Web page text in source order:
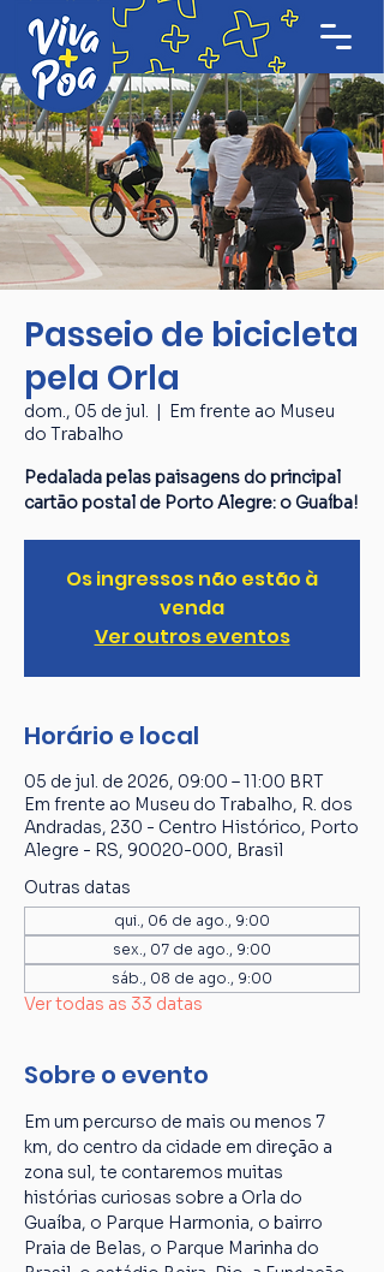
Passeio de bicicleta
pela Orla
dom., 05 de jul.
  |
Em frente ao Museu
do Trabalho
Pedalada pelas paisagens do principal
cartão postal de Porto Alegre: o Guaíba!
Os ingressos não estão à
venda
Ver outros eventos
Horário e local
05 de jul. de 2026, 09:00 – 11:00 BRT
Em frente ao Museu do Trabalho, R. dos
Andradas, 230 - Centro Histórico, Porto
Alegre - RS, 90020-000, Brasil
Outras datas
qui., 06 de ago., 9:00
sex., 07 de ago., 9:00
sáb., 08 de ago., 9:00
Ver todas as 33 datas
Sobre o evento
Em um percurso de mais ou menos 7
km, do centro da cidade em direção a
zona sul, te contaremos muitas
histórias curiosas sobre a Orla do
Guaíba, o Parque Harmonia, o bairro
Praia de Belas, o Parque Marinha do